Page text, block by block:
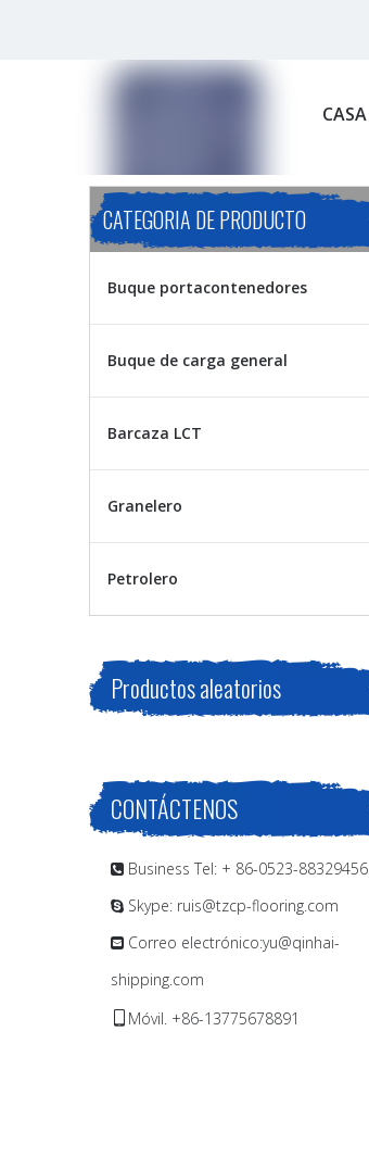
CASA
CATEGORIA DE PRODUCTO
Buque portacontenedores
Buque de carga general
Barcaza LCT
Granelero
Petrolero
Productos aleatorios
CONTÁCTENOS
 Business Tel: + 86-0523-88329456
 Skype: ruis@tzcp-flooring.com
 Correo electrónico:yu@qinhai-
shipping.com
Móvil. +86-13775678891